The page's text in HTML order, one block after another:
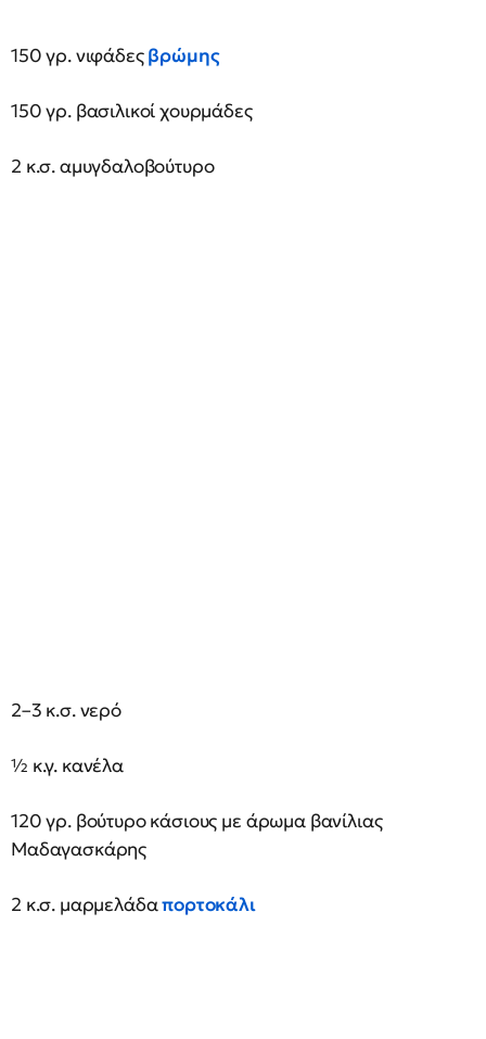
150 γρ. νιφάδεςβρώμης
150 γρ. βασιλικοί χουρμάδες
2 κ.σ. αμυγδαλοβούτυρο
2–3 κ.σ. νερό
½ κ.γ. κανέλα
120 γρ. βούτυρο κάσιους με άρωμα βανίλιας
Μαδαγασκάρης
2 κ.σ. μαρμελάδαπορτοκάλι